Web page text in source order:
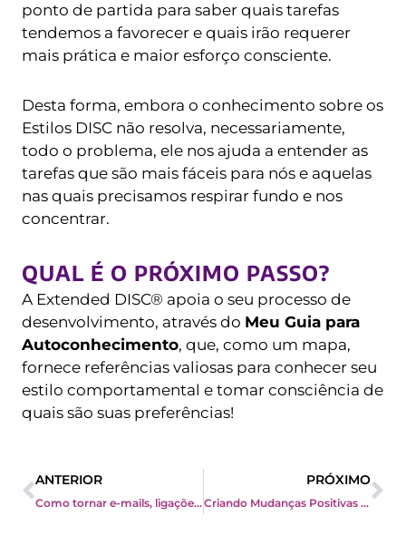
ponto de partida para saber quais tarefas
tendemos a favorecer e quais irão requerer
mais prática e maior esforço consciente.
Desta forma, embora o conhecimento sobre os
Estilos DISC não resolva, necessariamente,
todo o problema, ele nos ajuda a entender as
tarefas que são mais fáceis para nós e aquelas
nas quais precisamos respirar fundo e nos
concentrar.
QUAL É O PRÓXIMO PASSO?
A Extended DISC® apoia o seu processo de
desenvolvimento, através do Meu Guia para
Autoconhecimento, que, como um mapa,
fornece referências valiosas para conhecer seu
estilo comportamental e tomar consciência de
quais são suas preferências!
Prev
ANTERIOR
Como tornar e-mails, ligações e reuniões virtuais menos frustrantes?
PRÓXIMO
Criando Mudanças Positivas no Comportamento da Liderança